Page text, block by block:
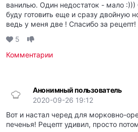
ванилью. Один недостаток - мало :)))
буду готовить еще и сразу двойную
ведь у меня две ! Спасибо за рецепт!
5
Комментарии
Анонимный пользователь
2020-09-26 19:12
Вот и настал черед для морковно-
печенья! Рецепт удивил, просто